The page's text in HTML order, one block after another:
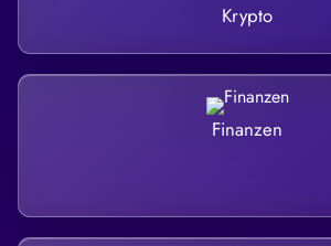
Krypto
Finanzen